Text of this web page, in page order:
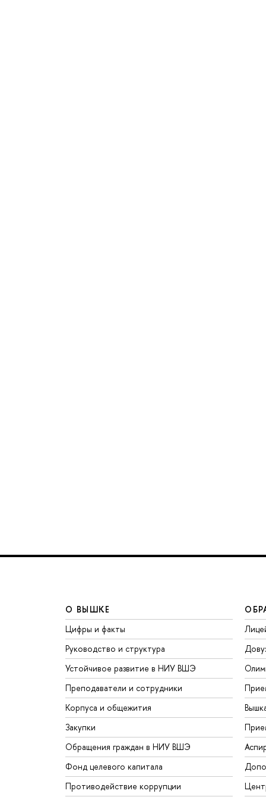
О ВЫШКЕ
Цифры и факты
Руководство и структура
Устойчивое развитие в НИУ ВШЭ
Преподаватели и сотрудники
Корпуса и общежития
Закупки
Обращения граждан в НИУ ВШЭ
Фонд целевого капитала
Противодействие коррупции